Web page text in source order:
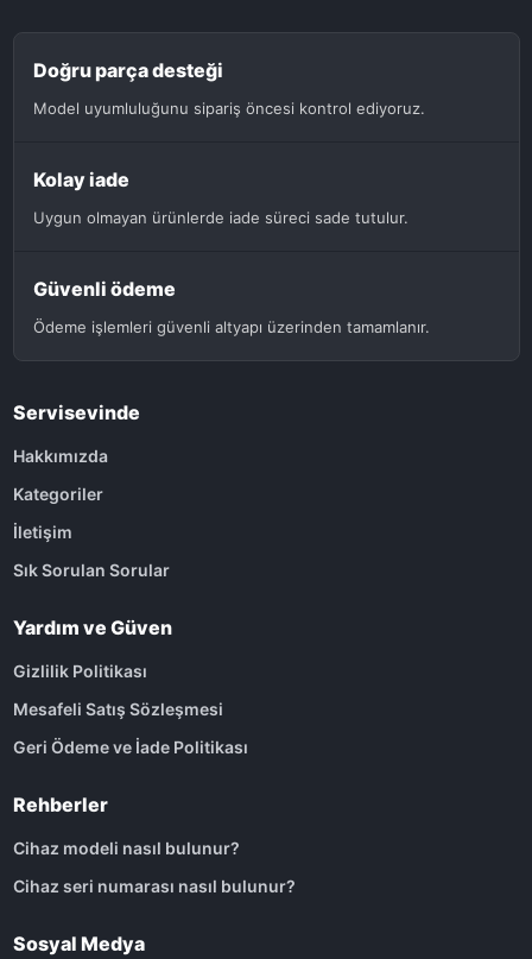
Doğru parça desteği
Model uyumluluğunu sipariş öncesi kontrol ediyoruz.
Kolay iade
Uygun olmayan ürünlerde iade süreci sade tutulur.
Güvenli ödeme
Ödeme işlemleri güvenli altyapı üzerinden tamamlanır.
Servisevinde
Hakkımızda
Kategoriler
İletişim
Sık Sorulan Sorular
Yardım ve Güven
Gizlilik Politikası
Mesafeli Satış Sözleşmesi
Geri Ödeme ve İade Politikası
Rehberler
Cihaz modeli nasıl bulunur?
Cihaz seri numarası nasıl bulunur?
Sosyal Medya